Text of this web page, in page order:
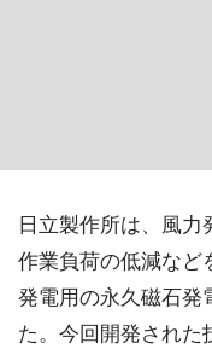
日立製作所は、風
作業負荷の低減な
発電用の永久磁石発
た。今回開発され